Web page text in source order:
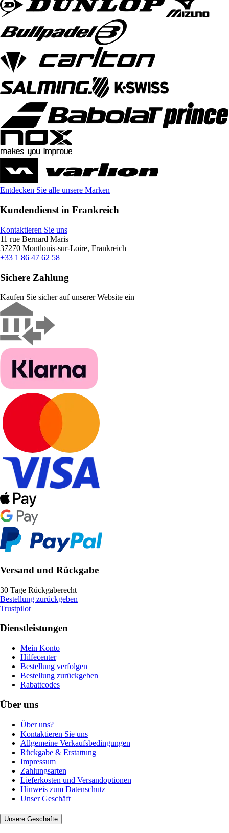
Entdecken Sie alle unsere Marken
Kundendienst in Frankreich
Kontaktieren Sie uns
11 rue Bernard Maris
37270 Montlouis-sur-Loire, Frankreich
+33 1 86 47 62 58
Sichere Zahlung
Kaufen Sie sicher auf unserer Website ein
Versand und Rückgabe
30 Tage Rückgaberecht
Bestellung zurückgeben
Trustpilot
Dienstleistungen
Mein Konto
Hilfecenter
Bestellung verfolgen
Bestellung zurückgeben
Rabattcodes
Über uns
Über uns?
Kontaktieren Sie uns
Allgemeine Verkaufsbedingungen
Rückgabe & Erstattung
Impressum
Zahlungsarten
Lieferkosten und Versandoptionen
Hinweis zum Datenschutz
Unser Geschäft
Unsere Geschäfte